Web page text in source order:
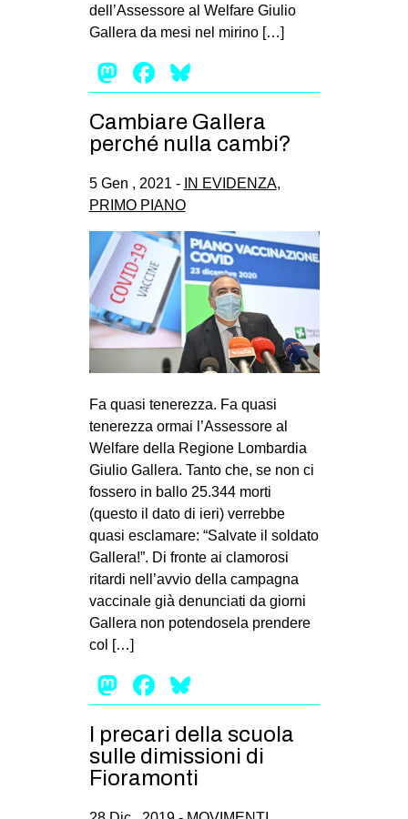
EVENTI
tw
bsky
ms
SEARCH
dell’Assessore al Welfare Giulio
Gallera da mesi nel mirino […]
Mastodon
Facebook
Cambiare Gallera
perché nulla cambi?
5 Gen , 2021 - IN EVIDENZA,
PRIMO PIANO
Fa quasi tenerezza. Fa quasi
tenerezza ormai l’Assessore al
Welfare della Regione Lombardia
Giulio Gallera. Tanto che, se non ci
fossero in ballo 25.344 morti
(questo il dato di ieri) verrebbe
quasi esclamare: “Salvate il soldato
Gallera!”. Di fronte ai clamorosi
ritardi nell’avvio della campagna
vaccinale già denunciati da giorni
Gallera non potendosela prendere
col […]
Mastodon
Facebook
I precari della scuola
sulle dimissioni di
Fioramonti